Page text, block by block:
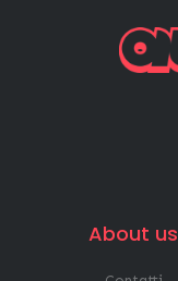
About us